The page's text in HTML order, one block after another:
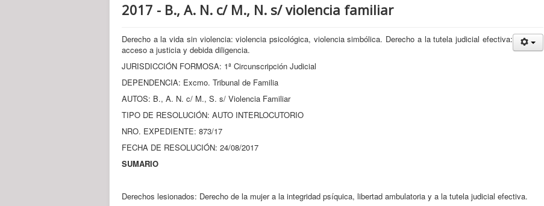
2017 - B., A. N. c/ M., N. s/ violencia familiar
Derecho a la vida sin violencia: violencia psicológica, violencia simbólica. Derecho a la tutela judicial efectiva:
acceso a justicia y debida diligencia.
JURISDICCIÓN FORMOSA: 1ª Circunscripción Judicial
DEPENDENCIA: Excmo. Tribunal de Familia
AUTOS: B., A. N. c/ M., S. s/ Violencia Familiar
TIPO DE RESOLUCIÓN: AUTO INTERLOCUTORIO
NRO. EXPEDIENTE: 873/17
FECHA DE RESOLUCIÓN: 24/08/2017
SUMARIO
Derechos lesionados: Derecho de la mujer a la integridad psíquica, libertad ambulatoria y a la tutela judicial efectiva.